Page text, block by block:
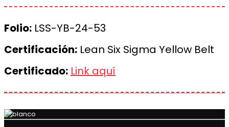
Folio: LSS-YB-24-53
Certificación: Lean Six Sigma Yellow Belt
Certificado: Link aquí